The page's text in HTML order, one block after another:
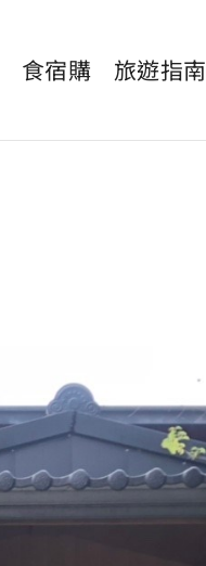
食宿購 旅遊指南